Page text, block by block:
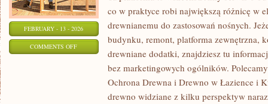
FEBRUARY - 13 - 2026
COMMENTS OFFON
co w praktyce robi największą różnicę w
drewnianemu do zastosowań nośnych.
budynku, remont, platforma zewnętrzna,
drewniane dodatki, znajdziesz tu
bez marketingowych ogólników.
Ochrona Drewna i Drewno w Łazience i
drewno widziane z kilku perspektyw